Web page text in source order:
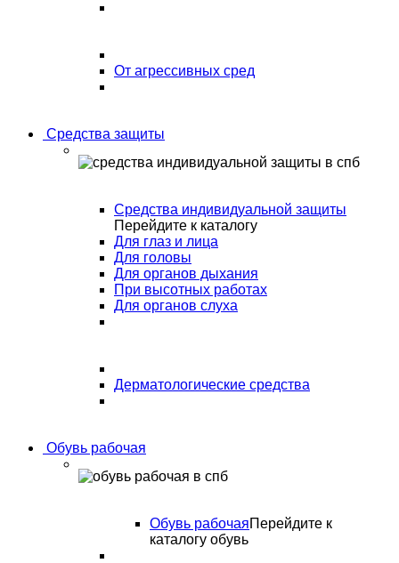
От агрессивных сред
Средства защиты
Средства индивидуальной защиты
Перейдите к каталогу
Для глаз и лица
Для головы
Для органов дыхания
При высотных работах
Для органов слуха
Дерматологические средства
Обувь рабочая
Обувь рабочаяПерейдите к
каталогу обувь